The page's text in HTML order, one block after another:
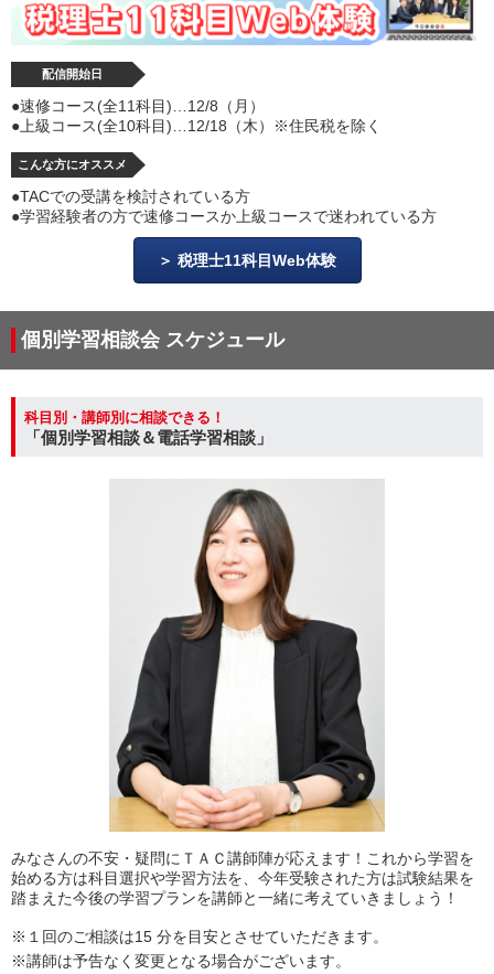
配信開始日
●速修コース(全11科目)…12/8（月）
●上級コース(全10科目)…12/18（木）※住民税を除く
こんな方にオススメ
●TACでの受講を検討されている方
●学習経験者の方で速修コースか上級コースで迷われている方
税理士11科目Web体験
個別学習相談会 スケジュール
科目別・講師別に相談できる！
「個別学習相談＆電話学習相談」
みなさんの不安・疑問にＴＡＣ講師陣が応えます！これから学習を
始める方は科目選択や学習方法を、今年受験された方は試験結果を
踏まえた今後の学習プランを講師と一緒に考えていきましょう！
※１回のご相談は15 分を目安とさせていただきます。
※講師は予告なく変更となる場合がございます。